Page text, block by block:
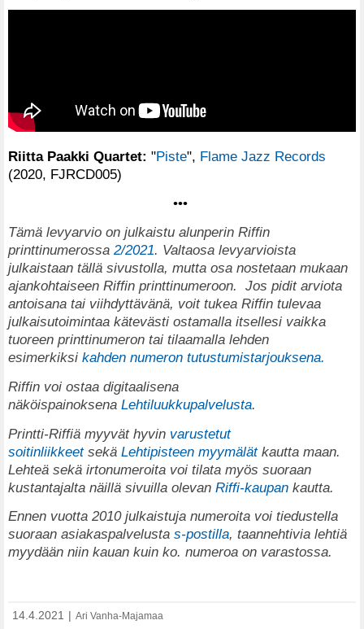
Riitta Paakki Quartet: "Piste", Flame Jazz Records
(2020, FJRCD005)
•••
Tämä levyarvio on julkaistu alunperin Riffin
printtinumerossa 2/2021. Valtaosa levyarvioista
julkaistaan tällä sivustolla, mutta osa nostetaan mukaan
ajankohtaiseen Riffin printtinumeroon. Jos pidit arviota
antoisana tai viihdyttävänä, voit tukea Riffin tulevaa
julkaisutoimintaa kätevästi ostamalla itsellesi vaikka
tuoreen printtinumeron tai tilaamalla lehden
esimerkiksi kahden numeron tutustumistarjouksena.
Riffin voi ostaa digitaalisena
näköispainoksena Lehtiluukkupalvelusta.
Printti-Riffiä myyvät hyvin varustetut
soitinliikkeet sekä Lehtipisteen myymälätkautta maan.
Lehteä sekä irtonumeroita voi tilata myös suoraan
kustantajalta näillä sivuilla olevan Riffi-kaupan kautta.
Ennen vuotta 2010 julkaistuja numeroita voi tiedustella
suoraan asiakaspalvelusta s-postilla, taannehtivia lehtiä
myydään niin kauan kuin ko. numeroa on varastossa.
14.4.2021 Ari Vanha-Majamaa